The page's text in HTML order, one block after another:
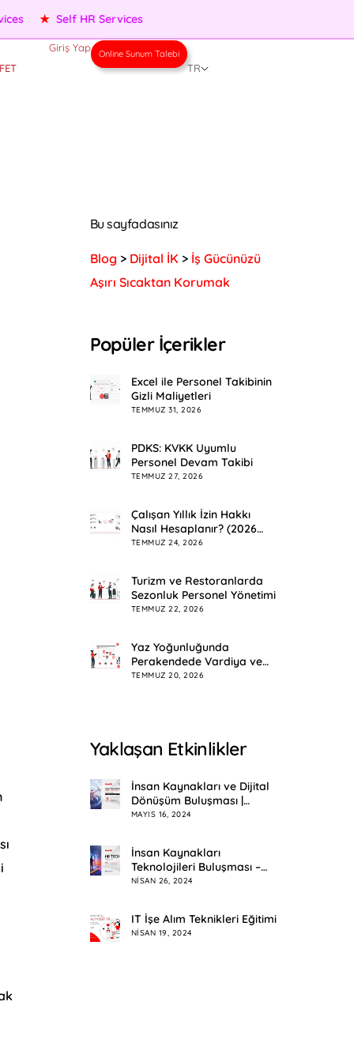
★ Performance Management
Giriş Yap Online Sunum Talebi
TR
Bu sayfadasınız
Blog > Dijital İK > İş Gücünüzü
Aşırı Sıcaktan Korumak
Popüler İçerikler
Excel ile Personel Takibinin
Gizli Maliyetleri
TEMMUZ 31, 2026
PDKS: KVKK Uyumlu
Personel Devam Takibi
TEMMUZ 27, 2026
Çalışan Yıllık İzin Hakkı
Nasıl Hesaplanır? (2026
Rehberi)
TEMMUZ 24, 2026
Turizm ve Restoranlarda
Sezonluk Personel Yönetimi
TEMMUZ 22, 2026
Yaz Yoğunluğunda
Perakendede Vardiya ve
Mesai Planlama
TEMMUZ 20, 2026
Yaklaşan Etkinlikler
İnsan Kaynakları ve Dijital
Dönüşüm Buluşması |
Eskişehir
MAYIS 16, 2024
İnsan Kaynakları
Teknolojileri Buluşması –
HR Tech Meetup
NISAN 26, 2024
IT İşe Alım Teknikleri Eğitimi
NISAN 19, 2024